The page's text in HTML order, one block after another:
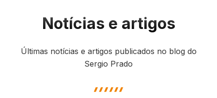
Notícias e artigos
Últimas notícias e artigos publicados no blog do
Sergio Prado
highlight shape